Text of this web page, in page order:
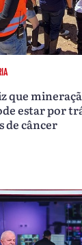
que
estar por
de câncer